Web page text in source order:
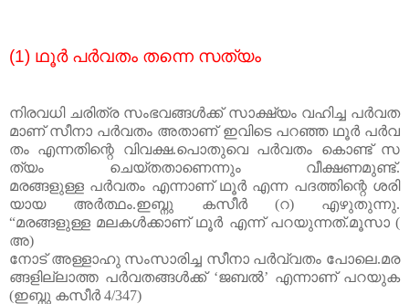
(1) ഥൂർ പർവതം തന്നെ സത്യം
നിരവധി ചരിത്ര സംഭവങ്ങൾക്ക് സാക്ഷ്യം വഹിച്ച പർവത
മാണ് സീനാ പർവതം അതാണ് ഇവിടെ പറഞ്ഞ ഥൂർ പർവ
തം എന്നതിന്റെ വിവക്ഷ.പൊതുവെ പർവതം കൊണ്ട്
സ
ത്യം
ചെയ്തതാണെന്നും
വീക്ഷണമുണ്ട്.
മരങ്ങളുള്ള പർവതം എന്നാണ് ഥൂർ എന്ന പദത്തിന്റെ ശരി
യായ
അർത്ഥം.ഇബ്നു കസീർ(റ) എഴുതുന്നു.
“മരങ്ങളുള്ള മലകൾക്കാണ് ഥൂർ എന്ന് പറയുന്നത്.മൂസാ(
അ)
നോട് അള്ളാഹു സംസാരിച്ച സീനാ പർവ്വതം പോലെ.മര
ങ്ങളില്ലാത്ത പർവതങ്ങൾക്ക് ‘ജബൽ’ എന്നാണ് പറയുക
(ഇബ്നു കസീർ4/347)